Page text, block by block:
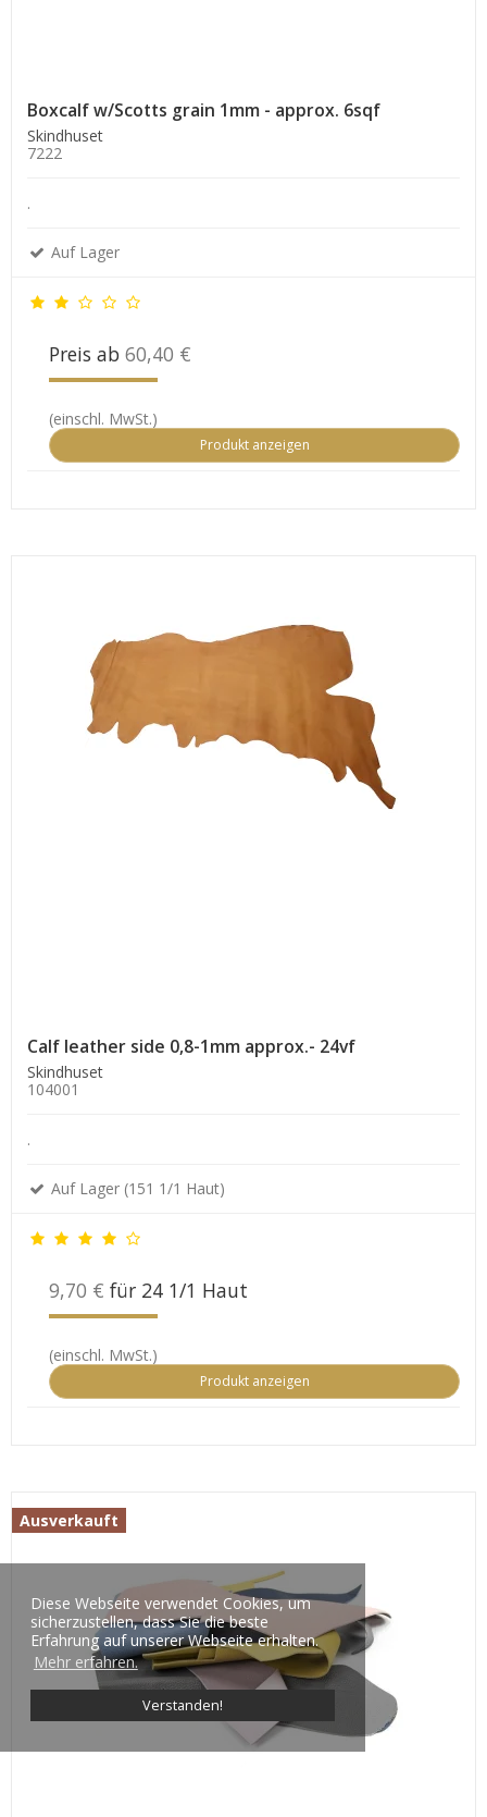
Diese Webseite verwendet Cookies, um
sicherzustellen, dass Sie die beste
Erfahrung auf unserer Webseite erhalten.
Mehr erfahren.
Verstanden!
Boxcalf w/Scotts grain 1mm - approx. 6sqf
Skindhuset
7222
.
Auf Lager
Preis ab 60,40 €
(einschl. MwSt.)
Produkt anzeigen
Calf leather side 0,8-1mm approx.- 24vf
Skindhuset
104001
.
Auf Lager (151 1/1 Haut)
9,70 € für 24 1/1 Haut
(einschl. MwSt.)
Produkt anzeigen
Ausverkauft